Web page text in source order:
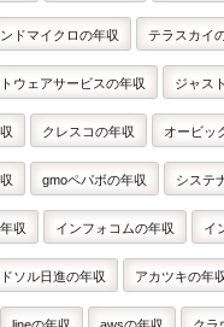
ンドマイクロの年収 テラスカイ
トウェアサービスの年収 ジャス
収 クレスコの年収 オービッ
収 gmoペパボの年収 システ
年収 インフォコムの年収 イ
ドソル日進の年収 アカツキの年